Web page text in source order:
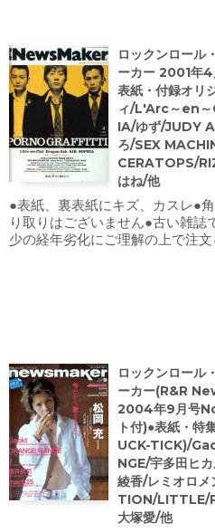
ロックンロール
ーカー 2001年
表紙・付録オリ
ィ/L'Arc～en
IA/ゆず/JUDY
ろ/SEX
CERATOPS/
はね/他
●表紙、裏表紙にキズ、カスレ●
り取りはございません●古い雑誌
少の経年劣化にご理解の上で注文
ロックンロール
ーカー(R&R
2004年9月号
ト付)●表紙・
UCK-TICK)/
NGE/宇多田ヒ
綾香/レミオロ
TION/
大塚愛/他